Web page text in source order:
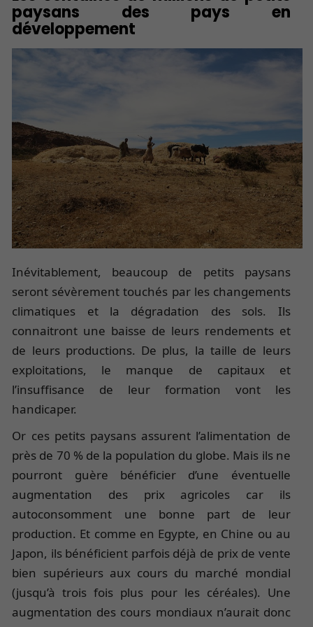
paysans des pays en
développement
Inévitablement, beaucoup de petits paysans
seront sévèrement touchés par les changements
climatiques et la dégradation des sols. Ils
connaitront une baisse de leurs rendements et
de leurs productions. De plus, la taille de leurs
exploitations, le manque de capitaux et
l’insuffisance de leur formation vont les
handicaper.
Or ces petits paysans assurent l’alimentation de
près de 70 % de la population du globe. Mais ils ne
pourront guère bénéficier d’une éventuelle
augmentation des prix agricoles car ils
autoconsomment une bonne part de leur
production. Et comme en Egypte, en Chine ou au
Japon, ils bénéficient parfois déjà de prix de vente
bien supérieurs aux cours du marché mondial
(jusqu’à trois fois plus pour les céréales). Une
augmentation des cours mondiaux n’aurait donc